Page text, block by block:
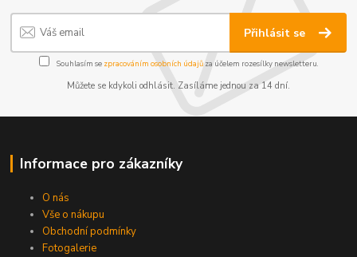
Přihlásit se
Souhlasím se zpracováním osobních údajůza účelem rozesílky newsletteru.
Můžete se kdykoli odhlásit. Zasíláme jednou za 14 dní.
Informace pro zákazníky
O nás
Vše o nákupu
Obchodní podmínky
Fotogalerie